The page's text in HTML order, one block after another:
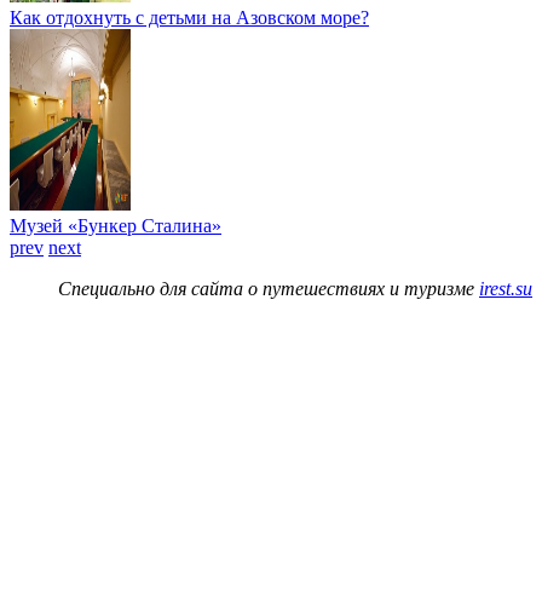
Как отдохнуть с детьми на Азовском море?
Музей «Бункер Сталина»
prev next
Специально для сайта о путешествиях и туризме irest.su